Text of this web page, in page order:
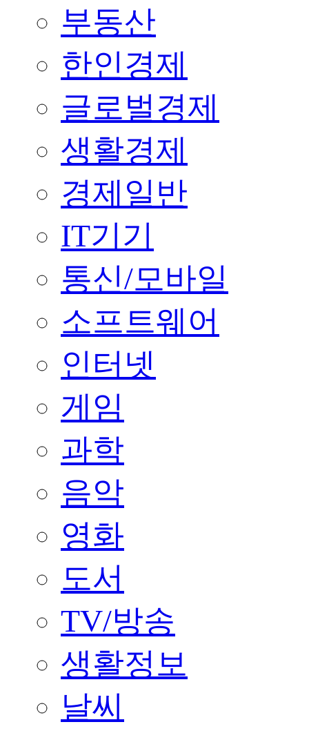
부동산
한인경제
글로벌경제
생활경제
경제일반
IT기기
통신/모바일
소프트웨어
인터넷
게임
과학
음악
영화
도서
TV/방송
생활정보
날씨